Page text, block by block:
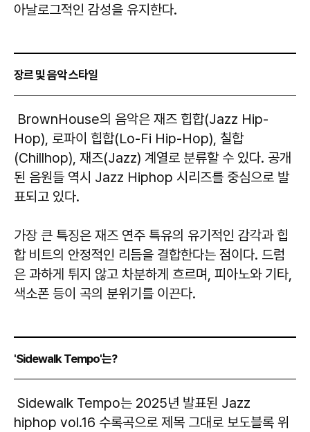
아날로그적인 감성을 유지한다.
장르 및 음악 스타일
BrownHouse의 음악은 재즈 힙합(Jazz Hip-
Hop), 로파이 힙합(Lo-Fi Hip-Hop), 칠합
(Chillhop), 재즈(Jazz) 계열로 분류할 수 있다. 공개
된 음원들 역시 Jazz Hiphop 시리즈를 중심으로 발
표되고 있다.
가장 큰 특징은 재즈 연주 특유의 유기적인 감각과 힙
합 비트의 안정적인 리듬을 결합한다는 점이다. 드럼
은 과하게 튀지 않고 차분하게 흐르며, 피아노와 기타,
색소폰 등이 곡의 분위기를 이끈다.
'Sidewalk Tempo'는?
Sidewalk Tempo는 2025년 발표된 Jazz
hiphop vol.16 수록곡으로 제목 그대로 보도블록 위